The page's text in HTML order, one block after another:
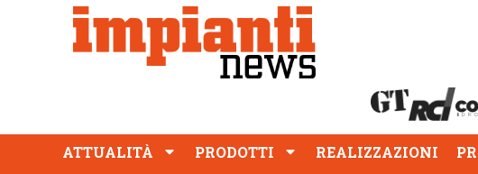
ATTUALITÀ PRODOTTI REALIZZAZIONI
PROFESSIONE
ATTUALITÀ PRODOTTI REALIZZAZIONI